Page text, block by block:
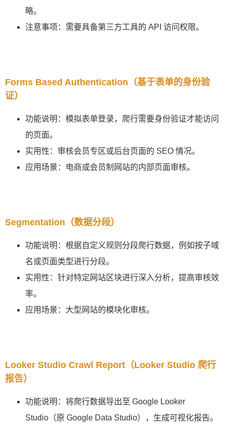
略。
注意事项：需要具备第三方工具的 API 访问权限。
Forms Based Authentication（基于表单的身份验
证）
功能说明：模拟表单登录，爬行需要身份验证才能访问
的页面。
实用性：审核会员专区或后台页面的 SEO 情况。
应用场景：电商或会员制网站的内部页面审核。
Segmentation（数据分段）
功能说明：根据自定义规则分段爬行数据，例如按子域
名或页面类型进行分段。
实用性：针对特定网站区块进行深入分析，提高审核效
率。
应用场景：大型网站的模块化审核。
Looker Studio Crawl Report（Looker Studio 爬行
报告）
功能说明：将爬行数据导出至 Google Looker
Studio（原 Google Data Studio），生成可视化报告。